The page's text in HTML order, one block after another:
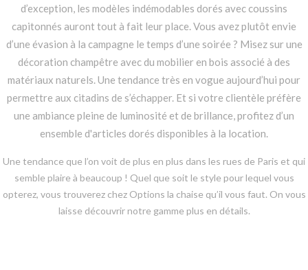
d’exception, les modèles indémodables dorés avec coussins
capitonnés auront tout à fait leur place. Vous avez plutôt envie
d’une évasion à la campagne le temps d’une soirée ? Misez sur une
décoration champêtre avec du mobilier en bois associé à des
matériaux naturels. Une tendance très en vogue aujourd’hui pour
permettre aux citadins de s’échapper. Et si votre clientèle préfère
une ambiance pleine de luminosité et de brillance, profitez d’un
ensemble d'articles dorés disponibles à la location.
Une tendance que l’on voit de plus en plus dans les rues de Paris et qui
semble plaire à beaucoup ! Quel que soit le style pour lequel vous
opterez, vous trouverez chez Options la chaise qu’il vous faut. On vous
laisse découvrir notre gamme plus en détails.